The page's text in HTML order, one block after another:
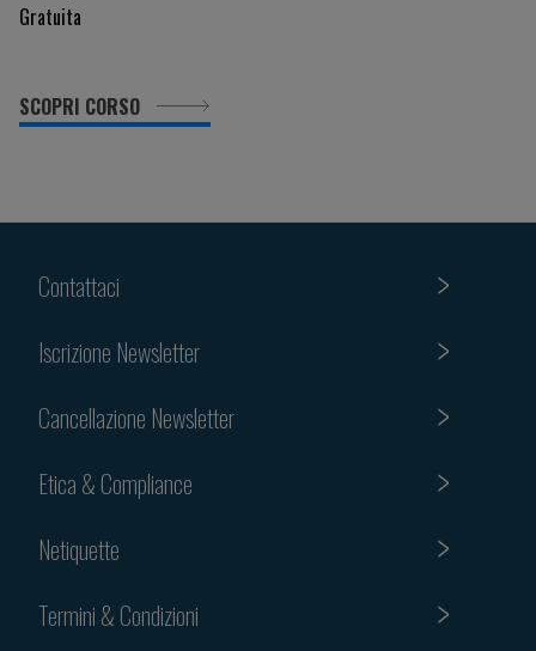
Gratuita
SCOPRI CORSO
Contattaci
Iscrizione Newsletter
Cancellazione Newsletter
Etica & Compliance
Netiquette
Termini & Condizioni